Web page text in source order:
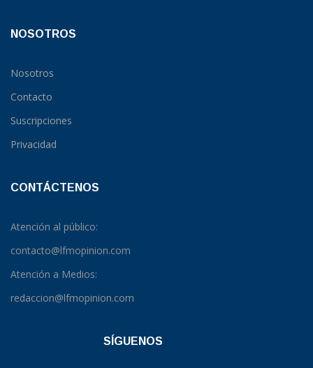
NOSOTROS
Nosotros
Contacto
Suscripciones
Privacidad
CONTÁCTENOS
Atención al público:
contacto@lfmopinion.com
Atención a Medios:
redaccion@lfmopinion.com
SÍGUENOS